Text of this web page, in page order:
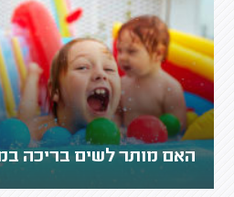
האם מותר לשים בריכה